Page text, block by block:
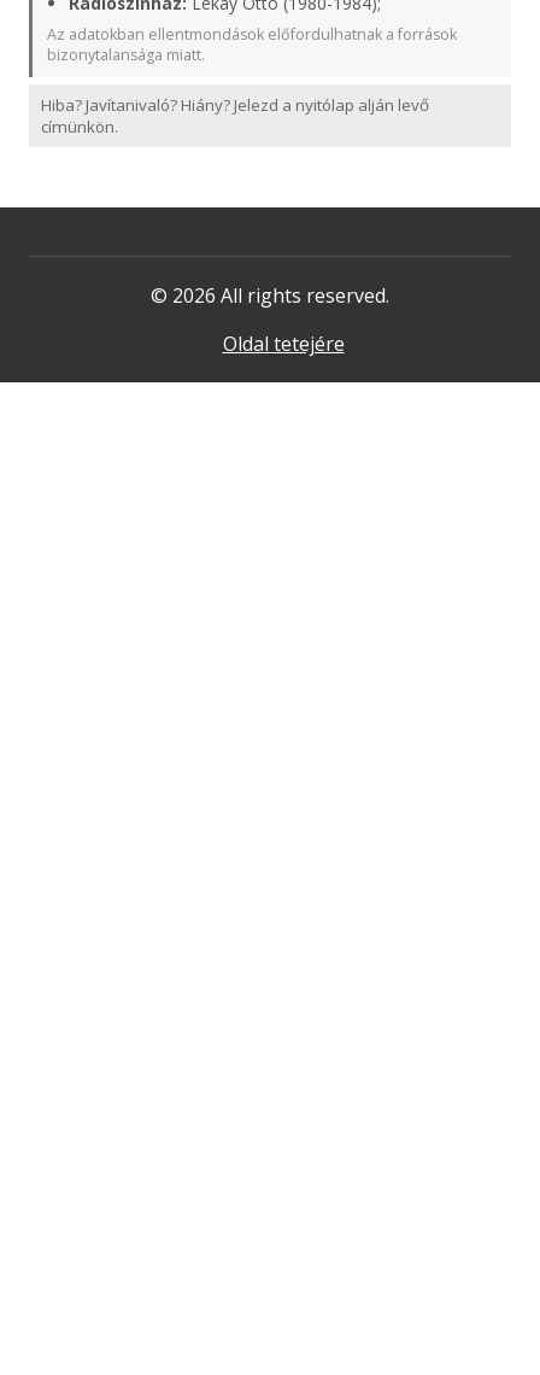
Az adatokban ellentmondások előfordulhatnak a források
bizonytalansága miatt.
Hiba? Javítanivaló? Hiány? Jelezd a nyitólap alján levő
címünkön.
© 2026 All rights reserved.
Oldal tetejére